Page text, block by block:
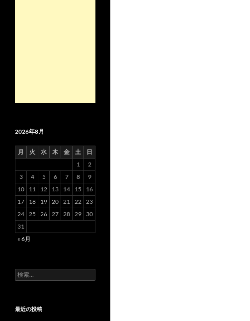
2026年8月
月 火 水 木 金 土
日
1
2
3
4 5 6 7 8
9
10
11 12 13 14 15
16
17
18 19 20 21 22 23
24 25 26 27 28 29
30
31
« 6月
検
索:
最近の投稿